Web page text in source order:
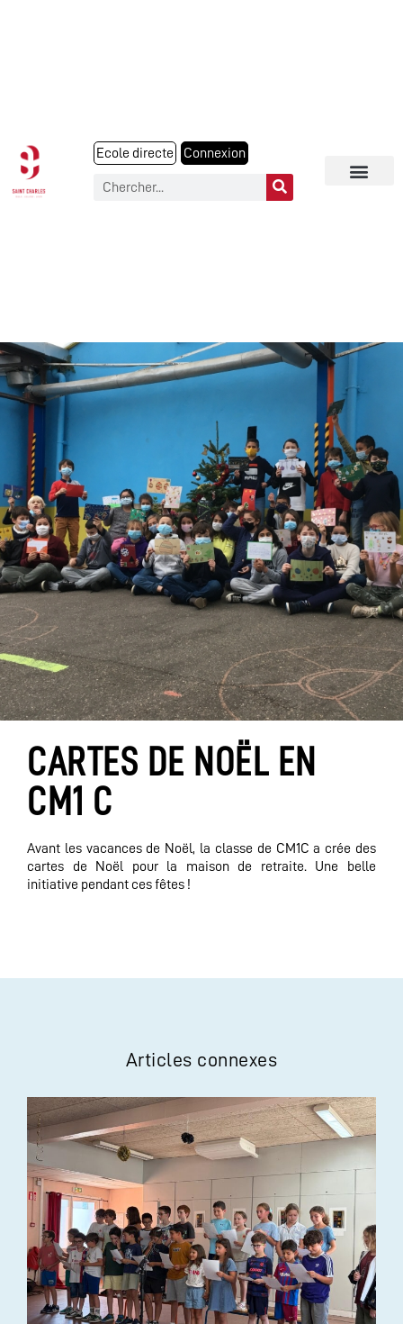
Ecole directe Connexion
CARTES DE NOËL EN
CM1 C
Avant les vacances de Noël, la classe de CM1C a crée des
cartes de Noël pour la maison de retraite. Une belle
initiative pendant ces fêtes !
Articles connexes